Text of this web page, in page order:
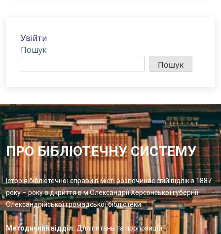
Увійти
Пошук
Пошук
ПРО БІБЛІОТЕЧНУ СИСТЕМУ
Історія бібліотечної справи в місті розпочинає свій відлік з 1887
року – року відкриття в м.Олександрії Херсонської губернії
Олександрійської громадської бібліотеки
Методичний відділ: Для питань та пропозицій